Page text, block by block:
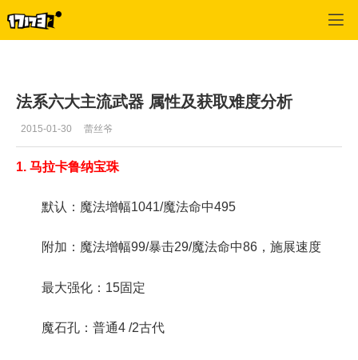
法系六大主流武器 属性及获取难度分析
2015-01-30 蕾丝爷
1. 马拉卡鲁纳宝珠
默认：魔法增幅1041/魔法命中495
附加：魔法增幅99/暴击29/魔法命中86，施展速度
最大强化：15固定
魔石孔：普通4 /2古代